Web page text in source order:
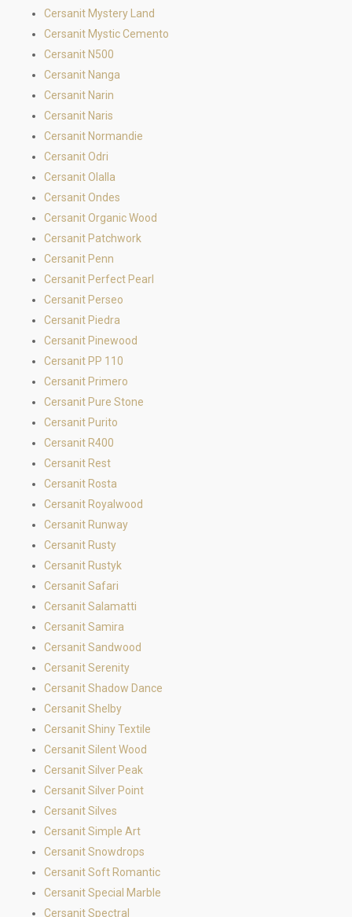
Cersanit Mystery Land
Cersanit Mystic Cemento
Cersanit N500
Cersanit Nanga
Cersanit Narin
Cersanit Naris
Cersanit Normandie
Cersanit Odri
Cersanit Olalla
Cersanit Ondes
Cersanit Organic Wood
Cersanit Patchwork
Cersanit Penn
Cersanit Perfect Pearl
Cersanit Perseo
Cersanit Piedra
Cersanit Pinewood
Cersanit PP 110
Cersanit Primero
Cersanit Pure Stone
Cersanit Purito
Cersanit R400
Cersanit Rest
Cersanit Rosta
Cersanit Royalwood
Cersanit Runway
Cersanit Rusty
Cersanit Rustyk
Cersanit Safari
Cersanit Salamatti
Cersanit Samira
Cersanit Sandwood
Cersanit Serenity
Cersanit Shadow Dance
Cersanit Shelby
Cersanit Shiny Textile
Cersanit Silent Wood
Cersanit Silver Peak
Cersanit Silver Point
Cersanit Silves
Cersanit Simple Art
Cersanit Snowdrops
Cersanit Soft Romantic
Cersanit Special Marble
Cersanit Spectral